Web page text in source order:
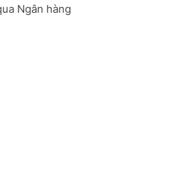
Ngân hàng